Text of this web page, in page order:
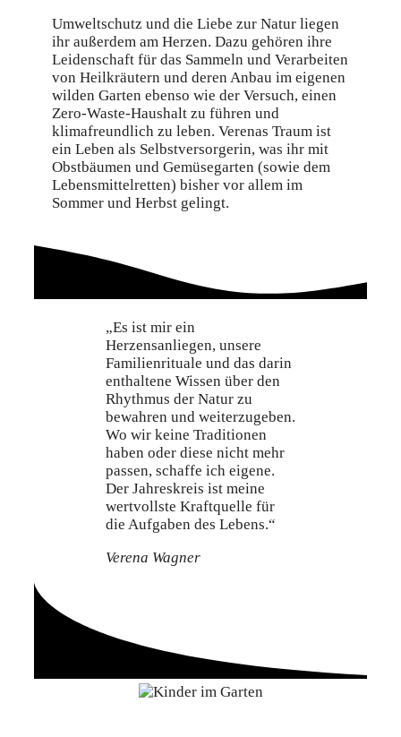
Umweltschutz und die Liebe zur Natur liegen
ihr außerdem am Herzen. Dazu gehören ihre
Leidenschaft für das Sammeln und Verarbeiten
von Heilkräutern und deren Anbau im eigenen
wilden Garten ebenso wie der Versuch, einen
Zero-Waste-Haushalt zu führen und
klimafreundlich zu leben. Verenas Traum ist
ein Leben als Selbstversorgerin, was ihr mit
Obstbäumen und Gemüsegarten (sowie dem
Lebensmittelretten) bisher vor allem im
Sommer und Herbst gelingt.
„Es ist mir ein
Herzensanliegen, unsere
Familienrituale und das darin
enthaltene Wissen über den
Rhythmus der Natur zu
bewahren und weiterzugeben.
Wo wir keine Traditionen
haben oder diese nicht mehr
passen, schaffe ich eigene.
Der Jahreskreis ist meine
wertvollste Kraftquelle für
die Aufgaben des Lebens.“
Verena Wagner